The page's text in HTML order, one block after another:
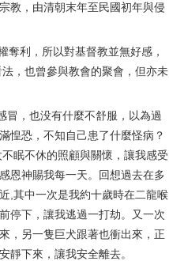
教，由清朝末年至民國初年與侵
奪利，所以對基督教並無好感，
，也曾參與教會的聚會，但亦未
冒，也没有什麼不舒服，以為過
惶恐，不知自己患了什麼怪病？
眠不休的照顧與關懷，讓我感受
恩神賜我每一天。回想過去在多
其中一次是我約十歲時在二龍喉
停下，讓我逃過一打劫。又一次
，另一隻巨犬跟著也衝出來，正
靜下來，讓我安全離去。